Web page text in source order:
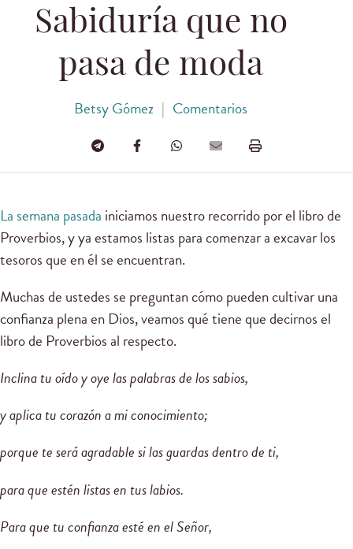
Sabiduría que no
pasa de moda
Betsy Gómez | Comentarios
La semana pasada iniciamos nuestro recorrido por el libro de
Proverbios, y ya estamos listas para comenzar a excavar los
tesoros que en él se encuentran.
Muchas de ustedes se preguntan cómo pueden cultivar una
confianza plena en Dios, veamos qué tiene que decirnos el
libro de Proverbios al respecto.
Inclina tu oído y oye las palabras de los sabios,
y aplica tu corazón a mi conocimiento;
porque te será agradable si las guardas dentro de ti,
para que estén listas en tus labios.
Para que tu confianza esté en el Señor,